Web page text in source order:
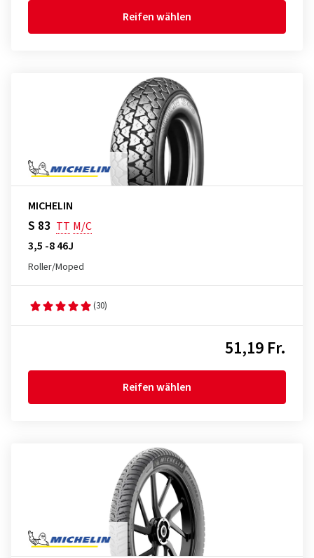
Reifen wählen
MICHELIN
S 83 TT M/C
3,5 -8 46J
Roller/Moped
(30)
51,19 Fr.
Reifen wählen